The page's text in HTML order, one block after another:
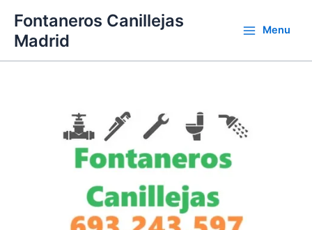
contenido
Fontaneros Canillejas
Madrid
Menu